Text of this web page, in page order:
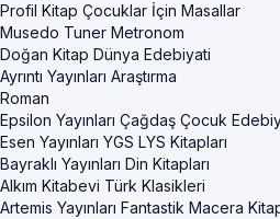
Profil Kitap Çocuklar İçin Masallar
Musedo Tuner Metronom
Doğan Kitap Dünya Edebiyati
Ayrıntı Yayınları Araştırma
Roman
Epsilon Yayınları Çağdaş Çocuk
Esen Yayınları YGS LYS Kitapları
Bayraklı Yayınları Din Kitapları
Alkım Kitabevi Türk Klasikleri
Artemis Yayınları Fantastik Macera